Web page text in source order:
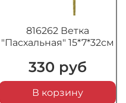
816262 Ветка
"Пасхальная" 15*7*32см
330 руб
В корзину